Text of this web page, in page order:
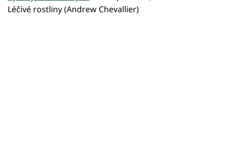
Léčivé rostliny (Andrew Chevallier)